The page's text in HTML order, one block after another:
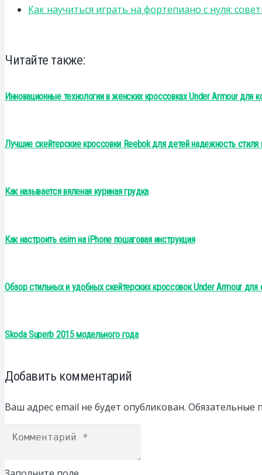
Как научиться играть на фортепиано с нуля:
Читайте также:
Инновационные технологии в женских кроссовках Under Armour для
Лучшие скейтерские кроссовки Reebok для детей надежность
Как называется вяленая куриная грудка
Как настроить esim на iPhone пошаговая инструкция
Обзор стильных и удобных скейтерских кроссовок Under Armour
Skoda Superb 2015 модельного года
Добавить комментарий
Ваш адрес email не будет опубликован. Обязательные